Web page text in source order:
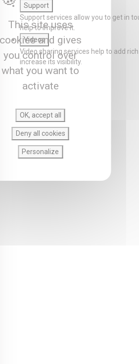
Support
Support services allow you to get in
help to improve it.
Videos
Video sharing services help to add
increase its visibility.
This site uses
and gives
you control over
what you want to
activate
OK, accept all
Deny all cookies
Personalize